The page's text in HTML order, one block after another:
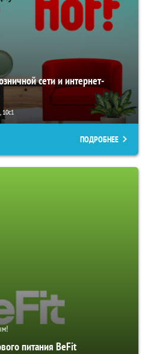
сети и интернет-
10с1
ПОДРОБНЕЕ
питания BeFit